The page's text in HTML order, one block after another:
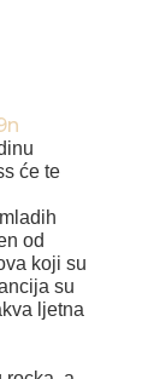
će te
od
koji su
su
ljetna